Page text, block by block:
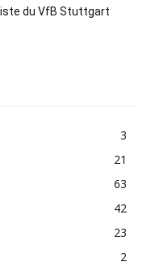
du VfB Stuttgart
3
21
63
42
23
2